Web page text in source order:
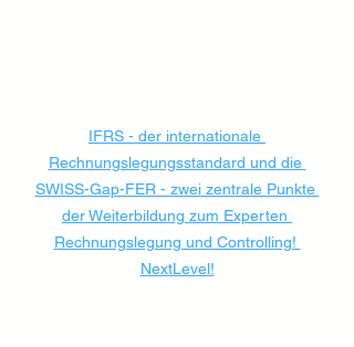
IFRS - der internationale
Rechnungslegungsstandard und die
SWISS-Gap-FER - zwei zentrale Punkte
der Weiterbildung zum Experten
Rechnungslegung und Controlling!
NextLevel!